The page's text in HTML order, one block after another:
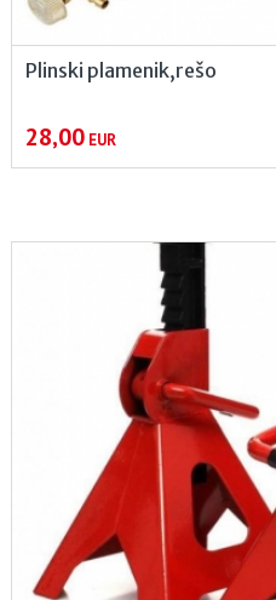
Plinski plamenik,rešo
28,00EUR